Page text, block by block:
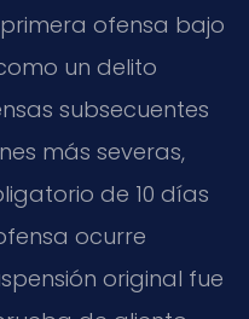
ofensa bajo
un delito
subsecuentes
más severas,
de 10 días
ocurre
original fue